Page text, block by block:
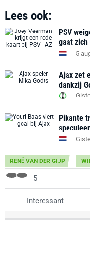
Lees ook:
PSV
gaat zich
5
Ajax zet
dankzij
Pikante
RENÉ VAN DER GIJP
5
Interessant